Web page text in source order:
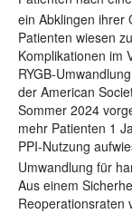
ein Abklingen ihrer
Patienten wiesen
Komplikationen im
RYGB-
der American
Sommer 2024
mehr Patienten 1
PPI-Nutzung
Umwandlung für
Aus einem
Reoperationsraten